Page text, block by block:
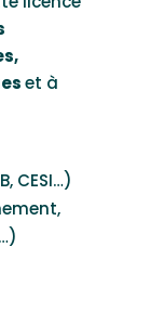
et à
CESI…)